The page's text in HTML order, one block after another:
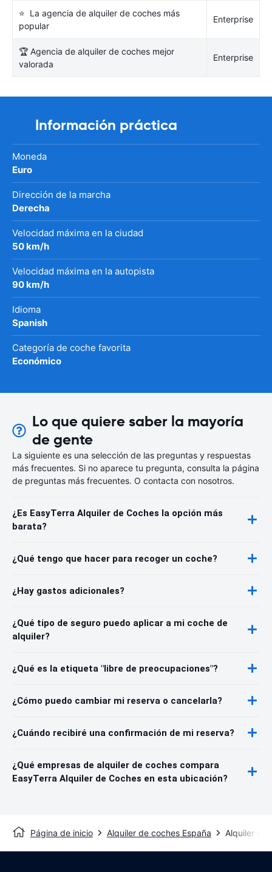
⭐ La agencia de alquiler de coches más
popular
Enterprise
🏆 Agencia de alquiler de coches mejor
valorada
Enterprise
Información práctica
Moneda
Euro
Dirección de la marcha
Derecha
Velocidad máxima en la ciudad
50 km/h
Velocidad máxima en la autopista
90 km/h
Idioma
Spanish
Categoría de coche favorita
Económico
Lo que quiere saber la mayoría
de gente
La siguiente es una selección de las preguntas y respuestas
más frecuentes. Si no aparece tu pregunta, consulta la página
de preguntas más frecuentes. O contacta con nosotros.
¿Es EasyTerra Alquiler de Coches la opción más
barata?
¿Qué tengo que hacer para recoger un coche?
¿Hay gastos adicionales?
¿Qué tipo de seguro puedo aplicar a mi coche de
alquiler?
¿Qué es la etiqueta "libre de preocupaciones"?
¿Cómo puedo cambiar mi reserva o cancelarla?
¿Cuándo recibiré una confirmación de mi reserva?
¿Qué empresas de alquiler de coches compara
EasyTerra Alquiler de Coches en esta ubicación?
Página de inicio Alquiler de coches España Alquiler de